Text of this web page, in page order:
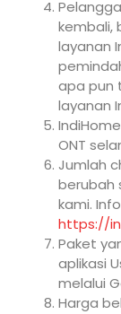
kembali,
layanan
apa pun
layanan
ONT
Jumlah
berubah
kami.
https://
Paket
aplikasi
melalui
Harga